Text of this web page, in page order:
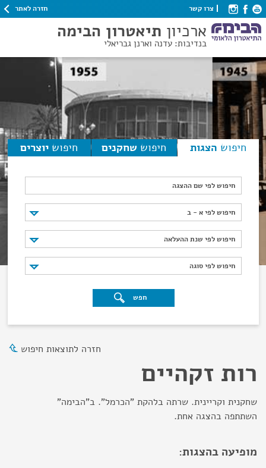
צרו קשר חזרה לאתר
ארכיון תיאטרון הבימה
בנדיבות: עדנה וארנן גבריאלי
חיפוש הצגות חיפוש שחקנים חיפוש יוצרים
חיפוש לפי שם ההצגה
חיפוש לפי א - ב
חיפוש לפי א - ב
חיפוש לפי שנת ההעלאה
חיפוש לפי שנת ההעלאה
חיפוש לפי סוגה
חיפוש לפי סוגה
חפש
חזרה לתוצאות חיפוש
רות זקהיים
שחקנית וקריינית. שרתה בלהקת "הכרמל". ב"הבימה"
השתתפה בהצגה אחת.
מופיעה בהצגות: